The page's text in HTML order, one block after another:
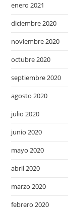
enero 2021
diciembre 2020
noviembre 2020
octubre 2020
septiembre 2020
agosto 2020
julio 2020
junio 2020
mayo 2020
abril 2020
marzo 2020
febrero 2020